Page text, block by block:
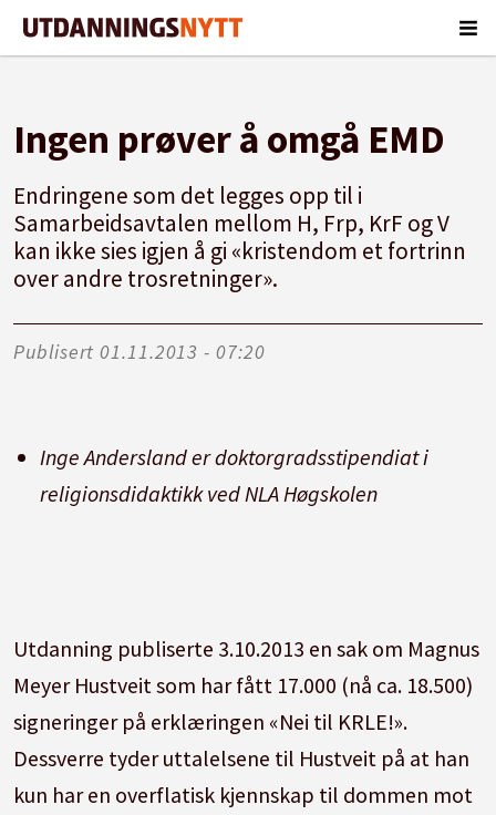
Ingen prøver å omgå EMD
Endringene som det legges opp til i
Samarbeidsavtalen mellom H, Frp, KrF og V
kan ikke sies igjen å gi «kristendom et fortrinn
over andre trosretninger».
Publisert 01.11.2013 - 07:20
Inge Andersland er doktorgradsstipendiat i
religionsdidaktikk ved NLA Høgskolen
Utdanning publiserte 3.10.2013 en sak om Magnus
Meyer Hustveit som har fått 17.000 (nå ca. 18.500)
signeringer på erklæringen «Nei til KRLE!».
Dessverre tyder uttalelsene til Hustveit på at han
kun har en overflatisk kjennskap til dommen mot